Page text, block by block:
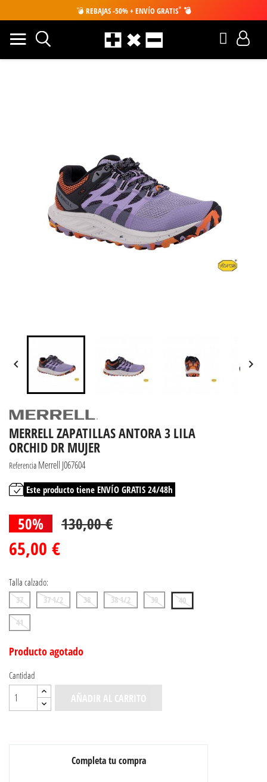
💣 REBAJAS -50% + ENVÍO GRATIS* 💣
 
MERRELL ZAPATILLAS ANTORA 3 LILA
ORCHID DR MUJER
Referencia Merrell J067604
Este producto tiene ENVÍO GRATIS 24/48h
50% 130,00 €
65,00 €
Talla calzado:
37 37 1/2 38 38 1/2 39
40
41
Producto agotado
Cantidad
AÑADIR AL CARRITO
Completa tu compra